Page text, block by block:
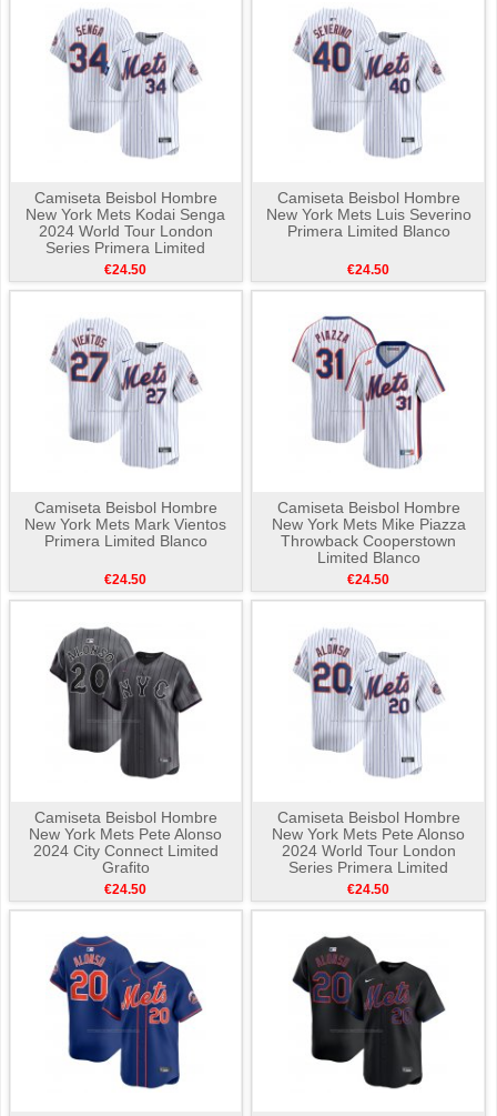
Camiseta Beisbol Hombre
New York Mets Kodai Senga
2024 World Tour London
Series Primera Limited
Blanco
€24.50
Camiseta Beisbol Hombre
New York Mets Luis Severino
Primera Limited Blanco
€24.50
Camiseta Beisbol Hombre
New York Mets Mark Vientos
Primera Limited Blanco
€24.50
Camiseta Beisbol Hombre
New York Mets Mike Piazza
Throwback Cooperstown
Limited Blanco
€24.50
Camiseta Beisbol Hombre
New York Mets Pete Alonso
2024 City Connect Limited
Grafito
€24.50
Camiseta Beisbol Hombre
New York Mets Pete Alonso
2024 World Tour London
Series Primera Limited
Blanco
€24.50